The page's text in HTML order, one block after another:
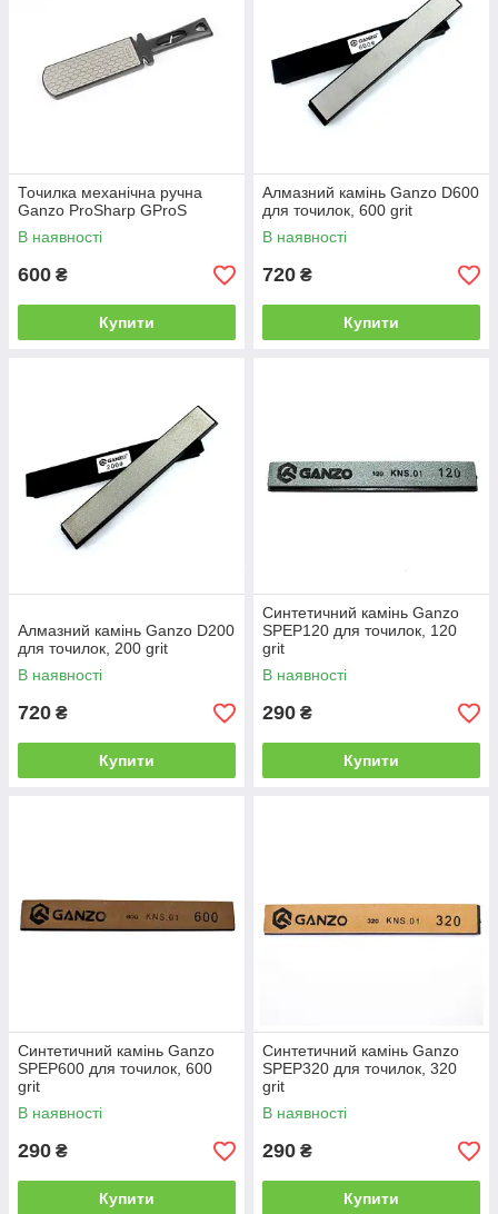
Точилка механічна ручна
Ganzo ProSharp GProS
В наявності
600 ₴
Купити
Алмазний камінь Ganzo D600
для точилок, 600 grit
В наявності
720 ₴
Купити
Алмазний камінь Ganzo D200
для точилок, 200 grit
В наявності
720 ₴
Купити
Синтетичний камінь Ganzo
SPEP120 для точилок, 120
grit
В наявності
290 ₴
Купити
Синтетичний камінь Ganzo
SPEP600 для точилок, 600
grit
В наявності
290 ₴
Купити
Синтетичний камінь Ganzo
SPEP320 для точилок, 320
grit
В наявності
290 ₴
Купити